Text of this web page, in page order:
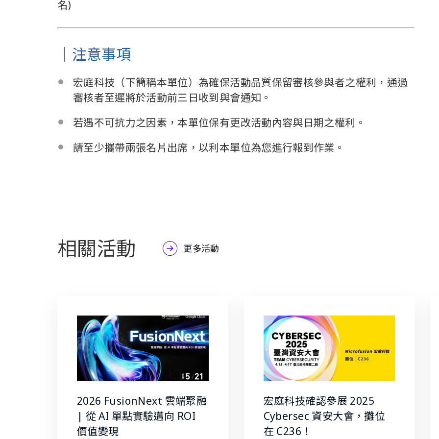
名)
｜注意事項
宏庭科技（下簡稱本單位）為確保活動品質保留審核參與者之權利，通過
審核者至遲將於活動前三日收到與會通知。
若遇不可抗力之因素，本單位保有更改活動內容與日期之權利。
請至少攜帶兩張名片出席，以利本單位為您進行報到作業。
相關活動 更多活動
2026 FusionNext 雲端聚融
| 從 AI 單點實驗邁向 ROI
價值變現
宏庭科技確認參展 2025
Cybersec 資安大會，攤位
在 C236！